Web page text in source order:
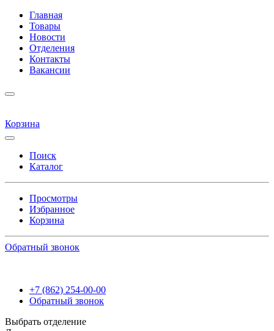
Главная
Товары
Новости
Отделения
Контакты
Вакансии
Корзина
Поиск
Каталог
Просмотры
Избранное
Корзина
Обратный звонок
+7 (862) 254-00-00
Обратный звонок
Выбрать отделение